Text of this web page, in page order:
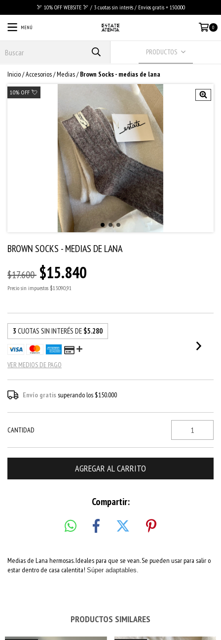
🏹 10% OFF WEBSITE 🏹 / 3 cuotas sin interés / Envios gratis + 150.000
MENÚ 0
PRODUCTOS
Inicio/Accesorios/Medias/ Brown Socks - medias de lana
10% OFF 💘
BROWN SOCKS - MEDIAS DE LANA
$17.600 $15.840
Precio sin impuestos $13.090,91
3 CUOTAS SIN INTERÉS DE $5.280
VER MEDIOS DE PAGO
Envío gratissuperando los $150.000
CANTIDAD
Compartir:
Medias de Lana hermosas. Ideales para que se vean. Se pueden usar para salir o
estar dentro de casa calentita! Súper adaptables.
PRODUCTOS SIMILARES